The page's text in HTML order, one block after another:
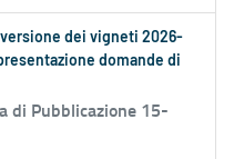
dei vigneti 2026-
domande di
di Pubblicazione 15-